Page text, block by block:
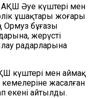
Әуе күштері мен
ұшақтары жоғары
Ормуз бұғазы
жерүсті
радарларына
күштері мен аймақ
жасалған
екені айтылды.